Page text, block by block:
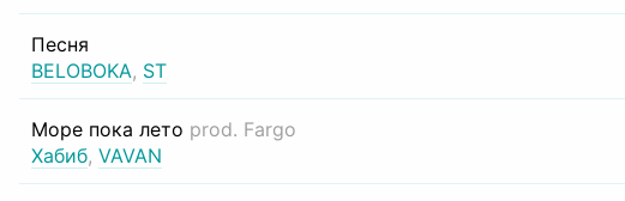
Песня
BELOBOKA, ST
Море пока лето prod. Fargo
Хабиб, VAVAN